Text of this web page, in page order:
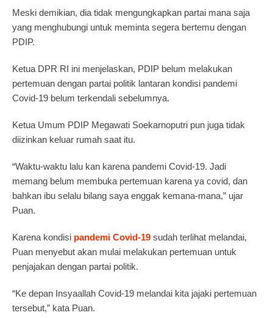
Meski demikian, dia tidak mengungkapkan partai mana saja
yang menghubungi untuk meminta segera bertemu dengan
PDIP.
Ketua DPR RI ini menjelaskan, PDIP belum melakukan
pertemuan dengan partai politik lantaran kondisi pandemi
Covid-19 belum terkendali sebelumnya.
Ketua Umum PDIP Megawati Soekarnoputri pun juga tidak
diizinkan keluar rumah saat itu.
“Waktu-waktu lalu kan karena pandemi Covid-19. Jadi
memang belum membuka pertemuan karena ya covid, dan
bahkan ibu selalu bilang saya enggak kemana-mana,” ujar
Puan.
Karena kondisi pandemi Covid-19 sudah terlihat melandai,
Puan menyebut akan mulai melakukan pertemuan untuk
penjajakan dengan partai politik.
“Ke depan Insyaallah Covid-19 melandai kita jajaki pertemuan
tersebut,” kata Puan.